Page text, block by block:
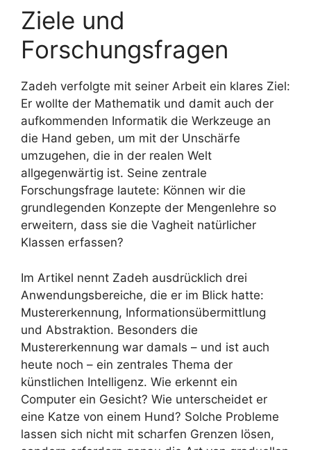
Ziele und
Forschungsfragen
Zadeh verfolgte mit seiner Arbeit ein klares Ziel:
Er wollte der Mathematik und damit auch der
aufkommenden Informatik die Werkzeuge an
die Hand geben, um mit der Unschärfe
umzugehen, die in der realen Welt
allgegenwärtig ist. Seine zentrale
Forschungsfrage lautete: Können wir die
grundlegenden Konzepte der Mengenlehre so
erweitern, dass sie die Vagheit natürlicher
Klassen erfassen?
Im Artikel nennt Zadeh ausdrücklich drei
Anwendungsbereiche, die er im Blick hatte:
Mustererkennung, Informationsübermittlung
und Abstraktion. Besonders die
Mustererkennung war damals – und ist auch
heute noch – ein zentrales Thema der
künstlichen Intelligenz. Wie erkennt ein
Computer ein Gesicht? Wie unterscheidet er
eine Katze von einem Hund? Solche Probleme
lassen sich nicht mit scharfen Grenzen lösen,